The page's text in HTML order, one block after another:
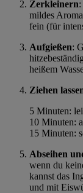
Zerkleinern
mildes
fein (für
Aufgießen:
heißem
Ziehen
5 Minuten:
10 Minuten:
15 Minuten:
Abseihen
wenn du
kannst das
und mit